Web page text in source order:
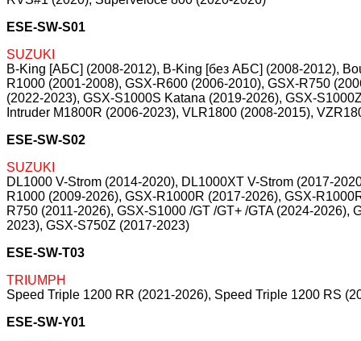
ESE-SW-S01
SUZUKI
B-King [АБС] (2008-2012), B-King [без АБС] (2008-2012),
R1000 (2001-2008), GSX-R600 (2006-2010), GSX-R750
(2022-2023), GSX-S1000S Katana (2019-2026), GSX-
Intruder M1800R (2006-2023), VLR1800 (2008-2015),
ESE-SW-S02
SUZUKI
DL1000 V-Strom (2014-2020), DL1000XT V-Strom (2017-
R1000 (2009-2026), GSX-R1000R (2017-2026), GSX-
R750 (2011-2026), GSX-S1000 /GT /GT+ /GTA (2024-
2023), GSX-S750Z (2017-2023)
ESE-SW-T03
TRIUMPH
Speed Triple 1200 RR (2021-2026), Speed Triple 1200 RS
ESE-SW-Y01